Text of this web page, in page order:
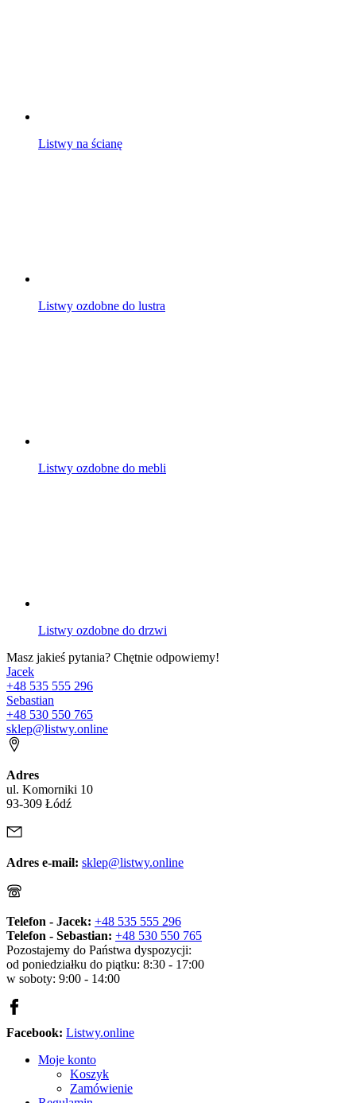
Listwy na ścianę
Listwy ozdobne do lustra
Listwy ozdobne do mebli
Listwy ozdobne do drzwi
Masz jakieś pytania? Chętnie odpowiemy!
Jacek
+48 535 555 296
Sebastian
+48 530 550 765
sklep@listwy.online
Adres
ul. Komorniki 10
93-309 Łódź
Adres e-mail: sklep@listwy.online
Telefon - Jacek: +48 535 555 296
Telefon - Sebastian: +48 530 550 765
Pozostajemy do Państwa dyspozycji:
od poniedziałku do piątku: 8:30 - 17:00
w soboty: 9:00 - 14:00
Facebook: Listwy.online
Moje konto
Koszyk
Zamówienie